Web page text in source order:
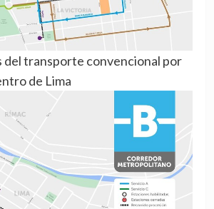
del transporte convencional por
de Lima